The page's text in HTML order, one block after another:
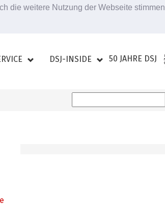
die weitere Nutzung der Webseite stimmen
DSJ-INSIDE 50 JAHRE DSJ